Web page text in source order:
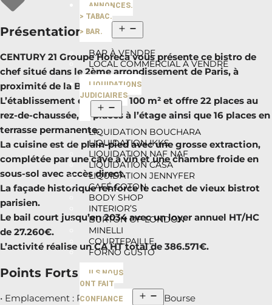
ANNONCES.
> TABAC.
> BAR.
BAR À VENDRE
LOCAL COMMERCIAL À VENDRE
LIQUIDATIONS
JUDICIAIRES
LIQUIDATION BOUCHARA
LIQUIDATION IKKS
LIQUIDATION NAF NAF
LIQUIDATION CASA
LIQUIDATION JENNYFER
CAFÉ COTON
BODY SHOP
INTERIOR’S
BURTON OF LONDON
MINELLI
COURTEPAILLE
FORNO GUSTO
ILS NOUS
ONT FAIT
CONFIANCE
Présentation du bien
CENTURY 21 Groupe Horeca vous présente ce bistro de
chef situé dans le 2ème arrondissement de Paris, à
proximité de la Bourse.
L’établissement développe 100 m² et offre 22 places au
rez-de-chaussée, 12 places à l’étage ainsi que 16 places en
terrasse permanente.
La cuisine est de plain-pied avec une grosse extraction,
complétée par une cave à vin et une chambre froide en
sous-sol avec accès direct.
La façade historique renforce le cachet de vieux bistrot
parisien.
Le bail court jusqu’en 2034 avec un loyer annuel HT/HC
de 27.260€.
L’activité réalise un CA HT total de 386.571€.
Points Forts :
• Emplacement : Paris 2ème proche Bourse